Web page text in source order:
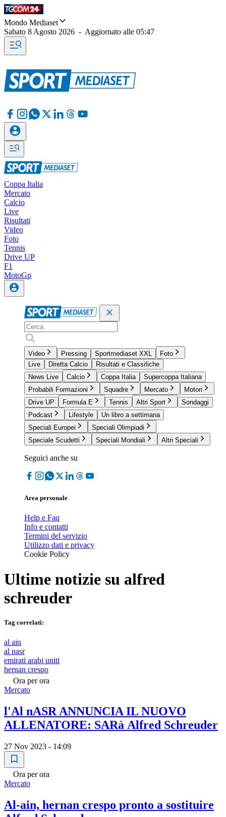
Mondo Mediaset
Sabato 8 Agosto 2026 - Aggiornato alle 05:47
Coppa Italia
Mercato
Calcio
Live
Risultati
Video
Foto
Tennis
Drive UP
F1
MotoGp
Video Pressing Sportmediaset XXL
Foto
Live
Diretta Calcio
Risultati e Classifiche
News Live
Calcio Coppa Italia
Supercoppa Italiana
Probabili Formazioni
Squadre Mercato
Motori
Drive UP
Formula E Tennis Altri Sport
Sondaggi
Podcast
Lifestyle
Un libro a settimana
Speciali Europei
Speciali Olimpiadi
Speciale Scudetti
Speciali Mondiali Altri Speciali
Seguici anche su
Area personale
Help e Faq
Info e contatti
Termini del servizio
Utilizzo dati e privacy
Cookie Policy
Ultime notizie su alfred
schreuder
Tag correlati:
al ain
al nasr
emirati arabi uniti
hernan crespo
Ora per ora
Mercato
l'Al nASR ANNUNCIA IL NUOVO
ALLENATORE: SARà Alfred Schreuder
27 Nov 2023 - 14:09
Ora per ora
Mercato
Al-ain, hernan crespo pronto a sostituire